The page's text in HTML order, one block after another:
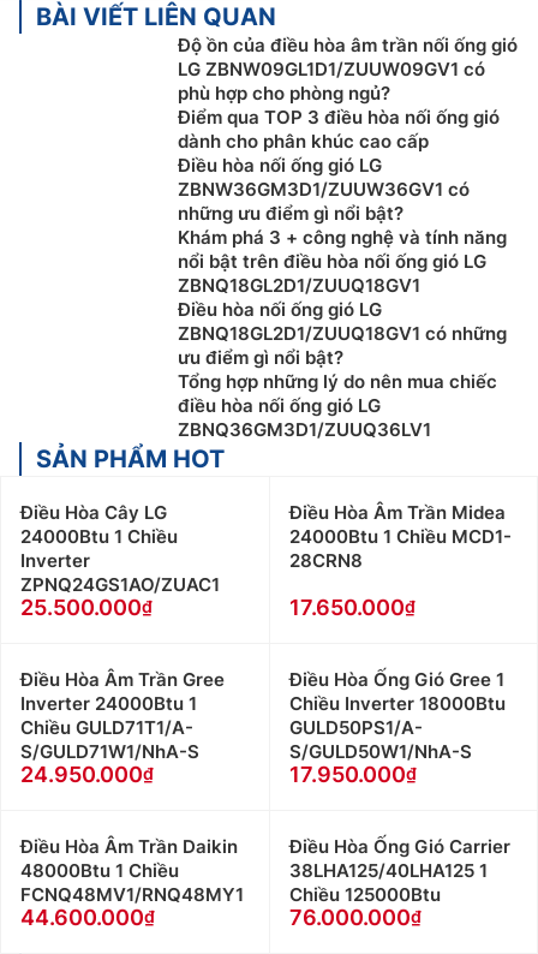
BÀI VIẾT LIÊN QUAN
Độ ồn của điều hòa âm trần nối ống gió
LG ZBNW09GL1D1/ZUUW09GV1 có
phù hợp cho phòng ngủ?
Điểm qua TOP 3 điều hòa nối ống gió
dành cho phân khúc cao cấp
Điều hòa nối ống gió LG
ZBNW36GM3D1/ZUUW36GV1 có
những ưu điểm gì nổi bật?
Khám phá 3 + công nghệ và tính năng
nổi bật trên điều hòa nối ống gió LG
ZBNQ18GL2D1/ZUUQ18GV1
Điều hòa nối ống gió LG
ZBNQ18GL2D1/ZUUQ18GV1 có những
ưu điểm gì nổi bật?
Tổng hợp những lý do nên mua chiếc
điều hòa nối ống gió LG
ZBNQ36GM3D1/ZUUQ36LV1
SẢN PHẨM HOT
Điều Hòa Cây LG
24000Btu 1 Chiều
Inverter
ZPNQ24GS1AO/ZUAC1
25.500.000
Điều Hòa Âm Trần Midea
24000Btu 1 Chiều MCD1-
28CRN8
17.650.000
Điều Hòa Âm Trần Gree
Inverter 24000Btu 1
Chiều GULD71T1/A-
S/GULD71W1/NhA-S
24.950.000
Điều Hòa Ống Gió Gree 1
Chiều Inverter 18000Btu
GULD50PS1/A-
S/GULD50W1/NhA-S
17.950.000
Điều Hòa Âm Trần Daikin
48000Btu 1 Chiều
FCNQ48MV1/RNQ48MY1
44.600.000
Điều Hòa Ống Gió Carrier
38LHA125/40LHA125 1
Chiều 125000Btu
76.000.000